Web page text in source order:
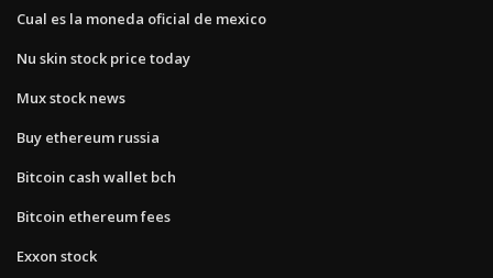
Cual es la moneda oficial de mexico
Nu skin stock price today
Mux stock news
Buy ethereum russia
Bitcoin cash wallet bch
Bitcoin ethereum fees
Exxon stock